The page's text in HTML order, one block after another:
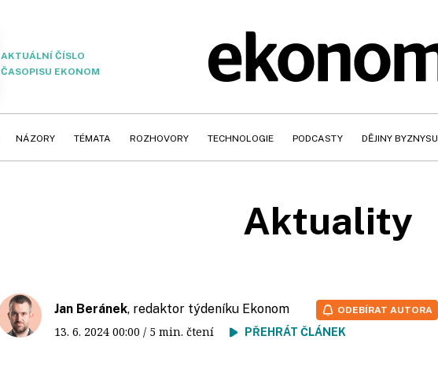
AKTUÁLNÍ ČÍSLO
ČASOPISU EKONOM
NÁZORY TÉMATA ROZHOVORY TECHNOLOGIE PODCASTY DĚJINY BYZNYSU
Aktuality
Jan Beránek, redaktor týdeníku Ekonom
13. 6. 2024 00:00 / 5 min. čtení PŘEHRÁT ČLÁNEK
ODEBÍRAT AUTORA